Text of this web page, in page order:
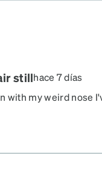
stillhace 7 días
with my weird nose
and they were still